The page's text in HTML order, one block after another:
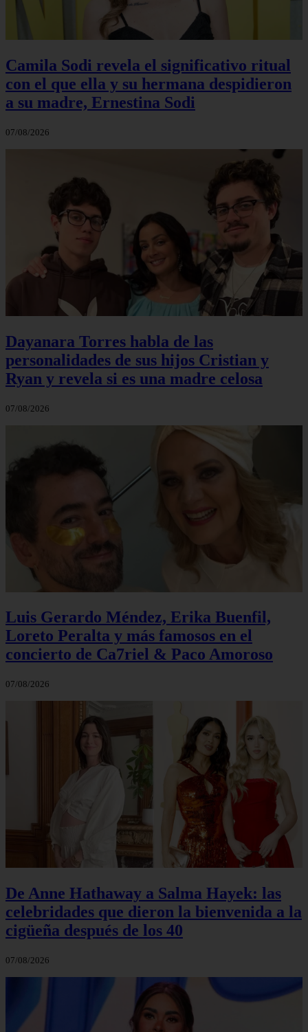
Camila Sodi revela el significativo ritual
con el que ella y su hermana despidieron
a su madre, Ernestina Sodi
07/08/2026
Dayanara Torres habla de las
personalidades de sus hijos Cristian y
Ryan y revela si es una madre celosa
07/08/2026
Luis Gerardo Méndez, Erika Buenfil,
Loreto Peralta y más famosos en el
concierto de Ca7riel & Paco Amoroso
07/08/2026
De Anne Hathaway a Salma Hayek: las
celebridades que dieron la bienvenida a la
cigüeña después de los 40
07/08/2026